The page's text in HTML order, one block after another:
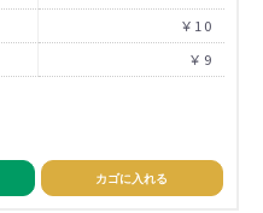
￥10
￥9
カゴに入れる